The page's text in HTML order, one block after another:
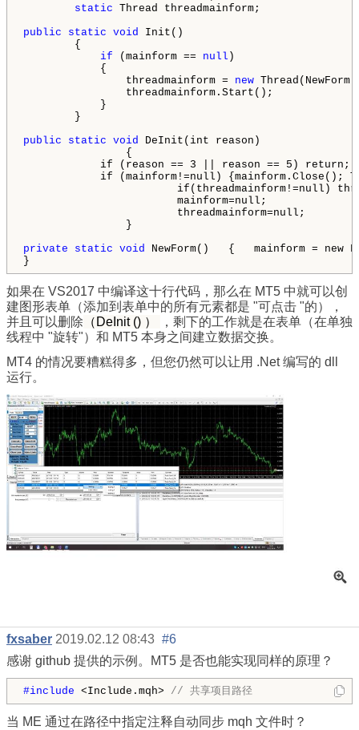
static Thread threadmainform;
public
static void Init()
{
if (mainform == null )
{
threadmainform = new
threadmainform.Start();
}
}
public
static void DeInit(int reason)
            if (reason == 3 || reason == 5) return;
if (mainform!=null) {mainform.Close();
private
static void NewForm()   {   mainform = new
}
如果在 VS2017 中编译这十行代码，那么在 MT5 中就可以创
建图形表单（添加到表单中的所有元素都是 "可点击 "的），
并且可以删除 （DeInit () ）
，剩下的工作就是在表单（在单独
线程中 "旋转"）和 MT5 本身之间建立数据交换。
MT4 的情况要糟糕得多，但您仍然可以让用 .Net 编写的 dll
运行。
fxsaber 2019.02.12 08:43 #6
感谢 github 提供的示例。MT5 是否也能实现同样的原理？
#include <Include.mqh> // 共享项目路径
当 ME 通过在路径中指定注释自动同步 mqh 文件时？